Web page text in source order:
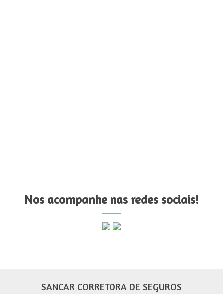
Nos acompanhe nas redes sociais!
SANCAR CORRETORA DE SEGUROS